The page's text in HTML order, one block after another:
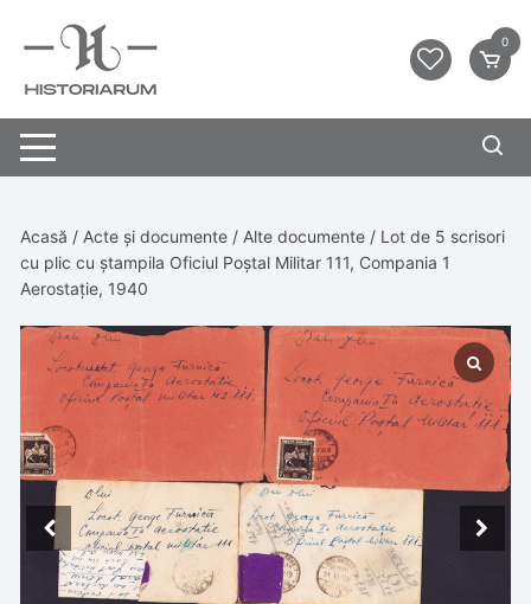
0
Acasă / Acte și documente / Alte documente / Lot de 5 scrisori
cu plic cu ștampila Oficiul Poștal Militar 111, Compania 1
Aerostație, 1940